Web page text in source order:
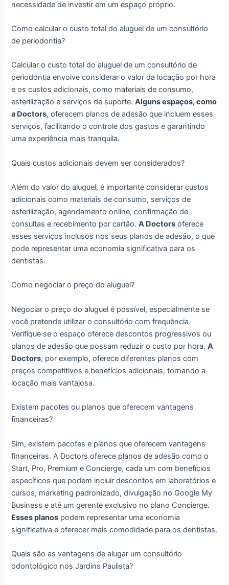
necessidade de investir em um espaço próprio.
Como calcular o custo total do aluguel de um consultório
de periodontia?
Calcular o custo total do aluguel de um consultório de
periodontia envolve considerar o valor da locação por hora
e os custos adicionais, como materiais de consumo,
esterilização e serviços de suporte.Alguns espaços, como
a Doctors, oferecem planos de adesão que incluem esses
serviços, facilitando o controle dos gastos e garantindo
uma experiência mais tranquila.
Quais custos adicionais devem ser considerados?
Além do valor do aluguel, é importante considerar custos
adicionais como materiais de consumo, serviços de
esterilização, agendamento online, confirmação de
consultas e recebimento por cartão.A Doctors oferece
esses serviços inclusos nos seus planos de adesão, o que
pode representar uma economia significativa para os
dentistas.
Como negociar o preço do aluguel?
Negociar o preço do aluguel é possível, especialmente se
você pretende utilizar o consultório com frequência.
Verifique se o espaço oferece descontos progressivos ou
planos de adesão que possam reduzir o custo por hora.A
Doctors, por exemplo, oferece diferentes planos com
preços competitivos e benefícios adicionais, tornando a
locação mais vantajosa.
Existem pacotes ou planos que oferecem vantagens
financeiras?
Sim, existem pacotes e planos que oferecem vantagens
financeiras. A Doctors oferece planos de adesão como o
Start, Pro, Premium e Concierge, cada um com benefícios
específicos que podem incluir descontos em laboratórios e
cursos, marketing padronizado, divulgação no Google My
Business e até um gerente exclusivo no plano Concierge.
Esses planos podem representar uma economia
significativa e oferecer mais comodidade para os dentistas.
Quais são as vantagens de alugar um consultório
odontológico nos Jardins Paulista?